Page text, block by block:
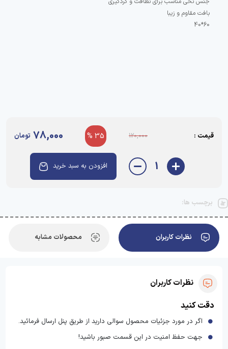
قیمت : 120,000
35 %
78,000 تومان
1 افزودن به سبد خرید
برچسب ها:
نظرات کاربران محصولات مشابه
نظرات کاربران
دقت کنید
اگر در مورد جزئیات محصول سوالی دارید از طریق پنل ارسال فرمائید.
جهت حفظ امنیت در این قسمت صبور باشید!